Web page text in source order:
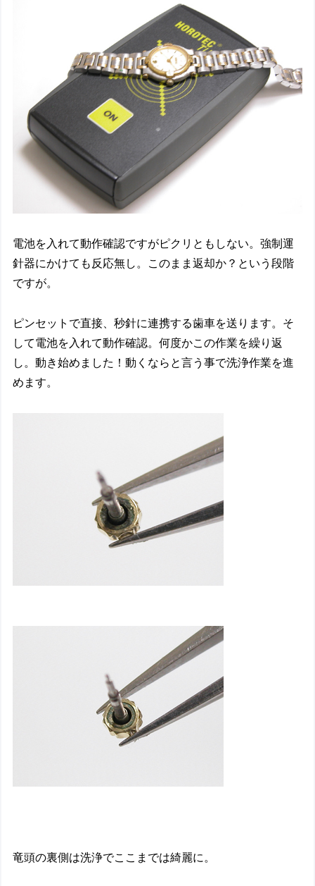
電池を入れて動作確認ですがピクリともしない。強制運
針器にかけても反応無し。このまま返却か？という段階
ですが。
ピンセットで直接、秒針に連携する歯車を送ります。そ
して電池を入れて動作確認。何度かこの作業を繰り返
し。動き始めました！動くならと言う事で洗浄作業を進
めます。
竜頭の裏側は洗浄でここまでは綺麗に。